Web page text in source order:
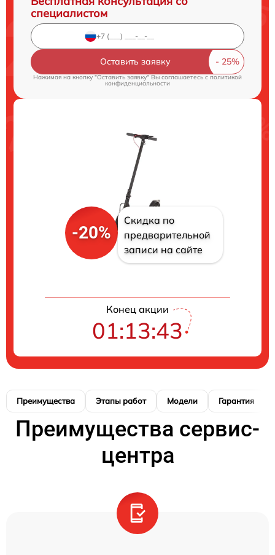
специалистом
Оставить заявку
Нажимая на кнопку "Оставить заявку" Вы соглашаетесь cполитикой
конфиденциальности
-20%
Скидка по
предварительной
записи на сайте
Конец акции
01:13:42
Преимущества Этапы работ Модели Гарантия
Преимущества сервис-
центра